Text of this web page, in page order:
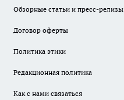
Обзорные статьи и пресс-релизы
Договор оферты
Политика этики
Редакционная политика
Как с нами связаться